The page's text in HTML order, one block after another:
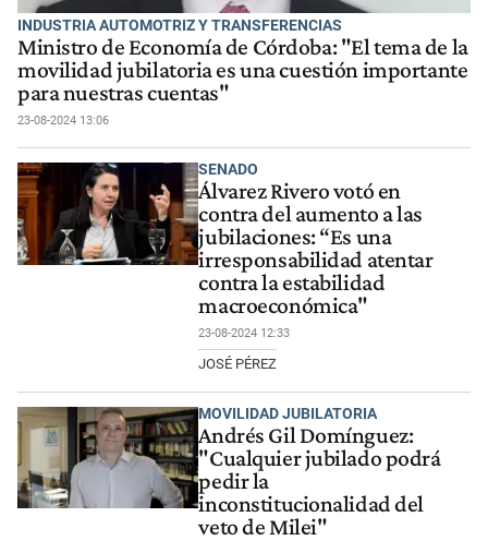
INDUSTRIA AUTOMOTRIZ Y TRANSFERENCIAS
Ministro de Economía de Córdoba: "El tema de la
movilidad jubilatoria es una cuestión importante
para nuestras cuentas"
23-08-2024 13:06
SENADO
Álvarez Rivero votó en
contra del aumento a las
jubilaciones: “Es una
irresponsabilidad atentar
contra la estabilidad
macroeconómica"
23-08-2024 12:33
JOSÉ PÉREZ
MOVILIDAD JUBILATORIA
Andrés Gil Domínguez:
"Cualquier jubilado podrá
pedir la
inconstitucionalidad del
veto de Milei"